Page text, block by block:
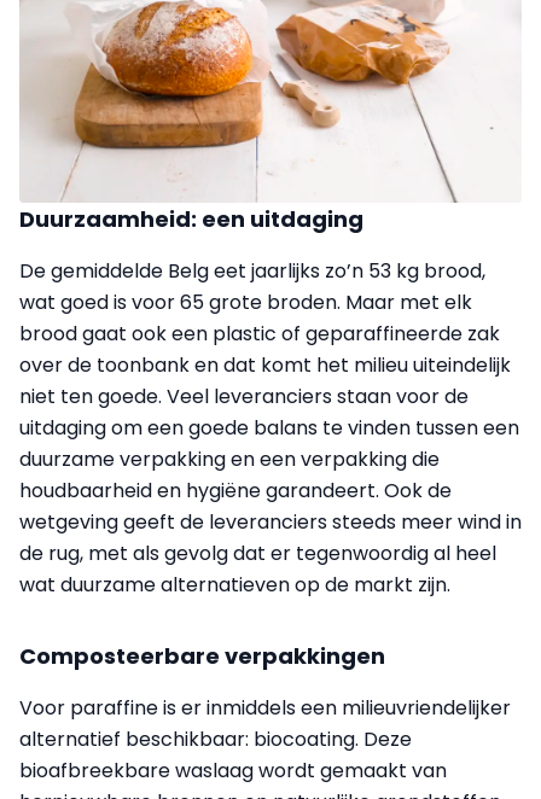
Duurzaamheid: een uitdaging
De gemiddelde Belg eet jaarlijks zo’n 53 kg brood,
wat goed is voor 65 grote broden. Maar met elk
brood gaat ook een plastic of geparaffineerde zak
over de toonbank en dat komt het milieu uiteindelijk
niet ten goede. Veel leveranciers staan voor de
uitdaging om een goede balans te vinden tussen een
duurzame verpakking en een verpakking die
houdbaarheid en hygiëne garandeert. Ook de
wetgeving geeft de leveranciers steeds meer wind in
de rug, met als gevolg dat er tegenwoordig al heel
wat duurzame alter­natieven op de markt zijn.
Composteerbare verpakkingen
Voor paraffine is er inmiddels een milieuvriendelijker
alternatief beschikbaar: biocoating. Deze
bioafbreekbare waslaag wordt gemaakt van